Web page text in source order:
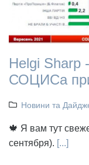
Helgi Sharp
СОЦИСа
Новини та
🍁 Я вам тут
сентября). [...]